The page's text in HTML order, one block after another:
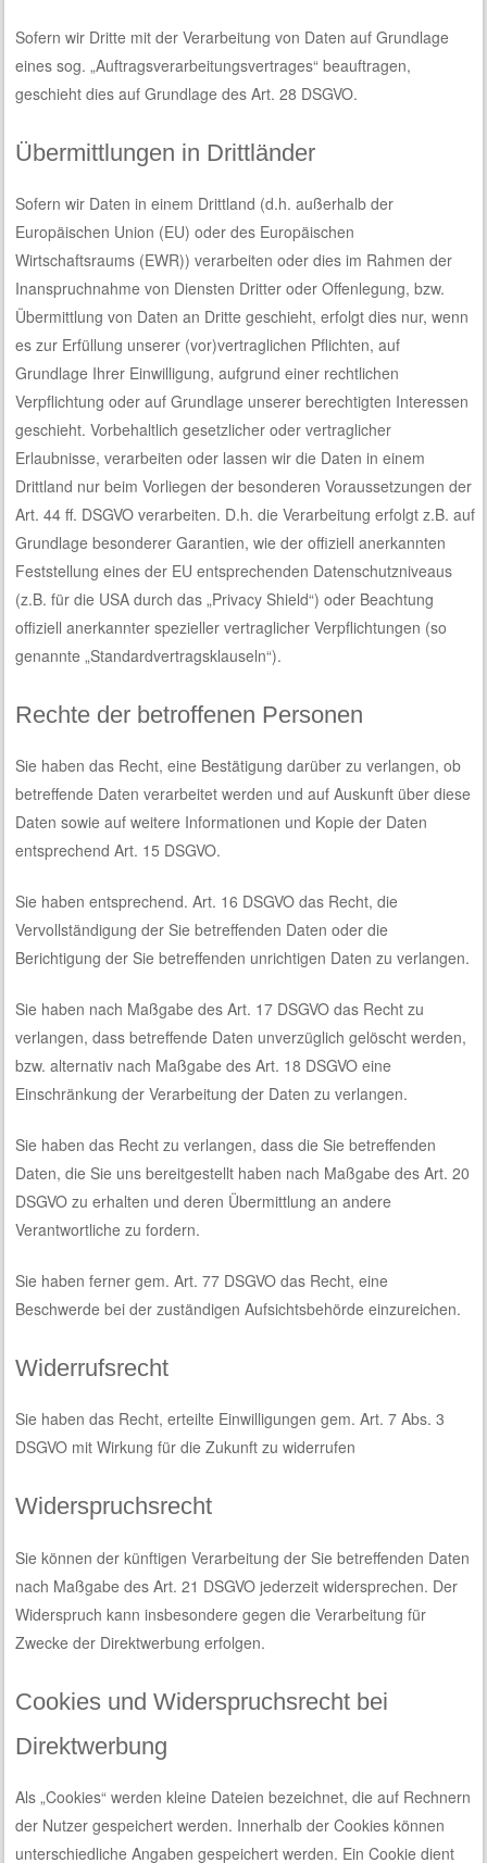
Sofern wir Dritte mit der Verarbeitung von Daten auf Grundlage
eines sog. „Auftragsverarbeitungsvertrages“ beauftragen,
geschieht dies auf Grundlage des Art. 28 DSGVO.
Übermittlungen in Drittländer
Sofern wir Daten in einem Drittland (d.h. außerhalb der
Europäischen Union (EU) oder des Europäischen
Wirtschaftsraums (EWR)) verarbeiten oder dies im Rahmen der
Inanspruchnahme von Diensten Dritter oder Offenlegung, bzw.
Übermittlung von Daten an Dritte geschieht, erfolgt dies nur, wenn
es zur Erfüllung unserer (vor)vertraglichen Pflichten, auf
Grundlage Ihrer Einwilligung, aufgrund einer rechtlichen
Verpflichtung oder auf Grundlage unserer berechtigten Interessen
geschieht. Vorbehaltlich gesetzlicher oder vertraglicher
Erlaubnisse, verarbeiten oder lassen wir die Daten in einem
Drittland nur beim Vorliegen der besonderen Voraussetzungen der
Art. 44 ff. DSGVO verarbeiten. D.h. die Verarbeitung erfolgt z.B. auf
Grundlage besonderer Garantien, wie der offiziell anerkannten
Feststellung eines der EU entsprechenden Datenschutzniveaus
(z.B. für die USA durch das „Privacy Shield“) oder Beachtung
offiziell anerkannter spezieller vertraglicher Verpflichtungen (so
genannte „Standardvertragsklauseln“).
Rechte der betroffenen Personen
Sie haben das Recht, eine Bestätigung darüber zu verlangen, ob
betreffende Daten verarbeitet werden und auf Auskunft über diese
Daten sowie auf weitere Informationen und Kopie der Daten
entsprechend Art. 15 DSGVO.
Sie haben entsprechend. Art. 16 DSGVO das Recht, die
Vervollständigung der Sie betreffenden Daten oder die
Berichtigung der Sie betreffenden unrichtigen Daten zu verlangen.
Sie haben nach Maßgabe des Art. 17 DSGVO das Recht zu
verlangen, dass betreffende Daten unverzüglich gelöscht werden,
bzw. alternativ nach Maßgabe des Art. 18 DSGVO eine
Einschränkung der Verarbeitung der Daten zu verlangen.
Sie haben das Recht zu verlangen, dass die Sie betreffenden
Daten, die Sie uns bereitgestellt haben nach Maßgabe des Art. 20
DSGVO zu erhalten und deren Übermittlung an andere
Verantwortliche zu fordern.
Sie haben ferner gem. Art. 77 DSGVO das Recht, eine
Beschwerde bei der zuständigen Aufsichtsbehörde einzureichen.
Widerrufsrecht
Sie haben das Recht, erteilte Einwilligungen gem. Art. 7 Abs. 3
DSGVO mit Wirkung für die Zukunft zu widerrufen
Widerspruchsrecht
Sie können der künftigen Verarbeitung der Sie betreffenden Daten
nach Maßgabe des Art. 21 DSGVO jederzeit widersprechen. Der
Widerspruch kann insbesondere gegen die Verarbeitung für
Zwecke der Direktwerbung erfolgen.
Cookies und Widerspruchsrecht bei
Direktwerbung
Als „Cookies“ werden kleine Dateien bezeichnet, die auf Rechnern
der Nutzer gespeichert werden. Innerhalb der Cookies können
unterschiedliche Angaben gespeichert werden. Ein Cookie dient